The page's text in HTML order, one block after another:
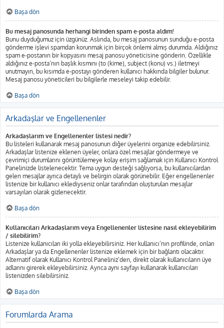
Başa dön
Bu mesaj panosunda herhangi birinden spam e-posta aldım!
Bunu duyduğumuz için üzgünüz. Aslında, bu mesaj panosunun sunduğu e-posta
gönderme işlevi spamdan korunmak için birçok önlemi almış durumda. Aldığınız
spam e-postanın bir kopyasını mesaj panosu yöneticisine gönderin. Özellikle
aldığınız e-posta’nın başlık kısmını (to (kime), subject (konu) vs.) iletmeyi
unutmayın, bu kısımda e-postayı gönderen kullanıcı hakkında bilgiler bulunur.
Mesaj panosu yöneticileri bu bilgilerle meseleyi takip edebilir.
Başa dön
Arkadaşlar ve Engellenenler
Arkadaşlarım ve Engellenenler listesi nedir?
Bu listeleri kullanarak mesaj panosunun diğer üyelerini organize edebilirsiniz.
Arkadaşlar listenize eklenen üyeler, onlara özel mesajlar göndermeye ve
çevrimiçi durumlarını görüntülemeye kolay erişim sağlamak için Kullanıcı Kontrol
Panelinizde listelenecektir. Tema uygun desteği sağlıyorsa, bu kullanıcılardan
gelen mesajlar ayrıca detaylı ve belirgin olarak görünebilir. Eğer engellenenler
listenize bir kullanıcı eklediyseniz onlar tarafından oluşturulan mesajlar
varsayılan olarak gizlenecektir.
Başa dön
Kullanıcıları Arkadaşlarım veya Engellenenler listesine nasıl ekleyebilirim
/ silebilirim?
Listenize kullanıcıları iki yolla ekleyebilirsiniz. Her kullanıcı’nın profilinde, onları
Arkadaşlar ya da Engellenenler listenize eklemek için bir bağlantı olacaktır.
Alternatif olarak Kullanıcı Kontrol Paneliniz’den, direkt olarak kullanıcıların üye
adlarını girerek ekleyebilirsiniz. Ayrıca aynı sayfayı kullanarak kullanıcıları
listenizden silebilirsiniz.
Başa dön
Forumlarda Arama